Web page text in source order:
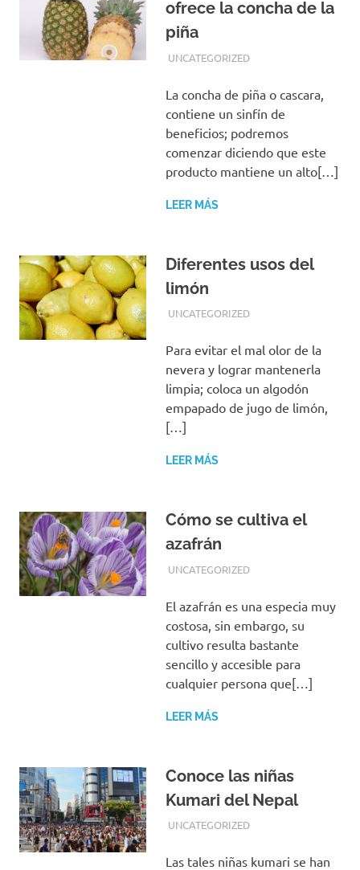
ofrece la concha de la
piña
FEBRERO 5, 2019
EQUIPO DE REDACCIÓN
UNCATEGORIZED
La concha de piña o cascara,
contiene un sinfín de
beneficios; podremos
comenzar diciendo que este
producto mantiene un alto[…]
LEER MÁS
Diferentes usos del
limón
FEBRERO 5, 2019
EQUIPO DE REDACCIÓN
UNCATEGORIZED
Para evitar el mal olor de la
nevera y lograr mantenerla
limpia; coloca un algodón
empapado de jugo de limón,
[…]
LEER MÁS
Cómo se cultiva el
azafrán
FEBRERO 5, 2019
EQUIPO DE REDACCIÓN
UNCATEGORIZED
El azafrán es una especia muy
costosa, sin embargo, su
cultivo resulta bastante
sencillo y accesible para
cualquier persona que[…]
LEER MÁS
Conoce las niñas
Kumari del Nepal
NOVIEMBRE 26, 2018
EQUIPO DE REDACCIÓN
UNCATEGORIZED
Las tales niñas kumari se han